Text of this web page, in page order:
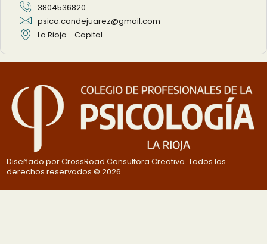
3804536820
psico.candejuarez@gmail.com
La Rioja - Capital
Diseñado por CrossRoad Consultora Creativa. Todos los
derechos reservados © 2026